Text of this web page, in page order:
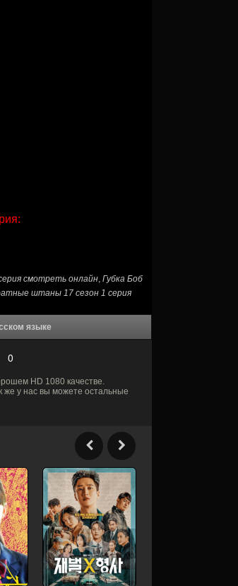
смотреть онлайн, Губка Боб
штаны 17 сезон 1 серия
языке
HD 1080 качестве.
же у нас вы можете остальные